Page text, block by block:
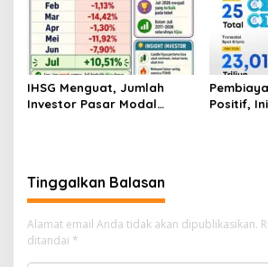
IHSG Menguat, Jumlah
Investor Pasar Modal
Positif,
Tinggalkan Balasan
Alamat email Anda tidak akan dipublikasikan.
ditandai *